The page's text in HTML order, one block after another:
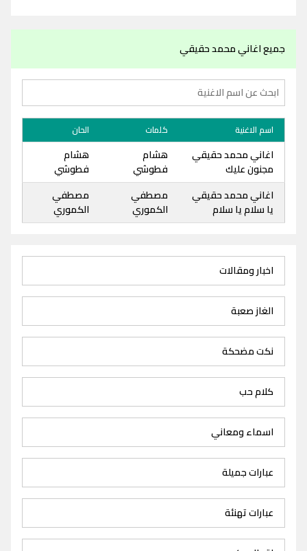
جميع اغاني محمد حقيقي
اسم الاغنية كلمات الحان
اغاني محمد حقيقي
مجنون عليك
هشام
فطوشي
هشام
فطوشي
اغاني محمد حقيقي
يا سلام يا سلام
مصطفي
الكموري
مصطفي
الكموري
اخبار ومقالات
الغاز صعبة
نكت مضحكة
كلام حب
اسماء ومعاني
عبارات جميلة
عبارات تهنئة